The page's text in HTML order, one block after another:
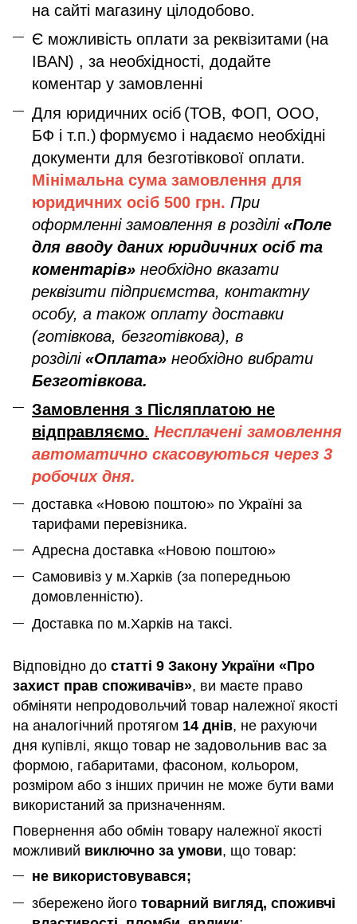
на сайті магазину цілодобово.
Є можливість оплати за реквізитами (на
IBAN) , за необхідності, додайте
коментар у замовленні
Для юридичних осіб (ТОВ, ФОП, ООО,
БФ і т.п.) формуємо і надаємо необхідні
документи для безготівкової оплати.
Мінімальна сума замовлення для
юридичних осіб 500 грн. При
оформленні замовлення в розділі «Поле
для вводу даних юридичних осіб та
коментарів» необхідно вказати
реквізити підприємства, контактну
особу, а також оплату доставки
(готівкова, безготівкова), в
розділі «Оплата» необхідно вибрати
Безготівкова.
Замовлення з Післяплатою не
відправляємо. Несплачені замовлення
автоматично скасовуються через 3
робочих дня.
доставка «Новою поштою» по Україні за
тарифами перевізника.
Адресна доставка «Новою поштою»
Самовивіз у м.Харків (за попередньою
домовленністю).
Доставка по м.Харків на таксі.
Відповідно до статті 9 Закону України «Про
захист прав споживачів», ви маєте право
обміняти непродовольчий товар належної якості
на аналогічний протягом 14 днів, не рахуючи
дня купівлі, якщо товар не задовольнив вас за
формою, габаритами, фасоном, кольором,
розміром або з інших причин не може бути вами
використаний за призначенням.
Повернення або обмін товару належної якості
можливий виключно за умови, що товар:
не використовувався;
збережено його товарний вигляд, споживчі